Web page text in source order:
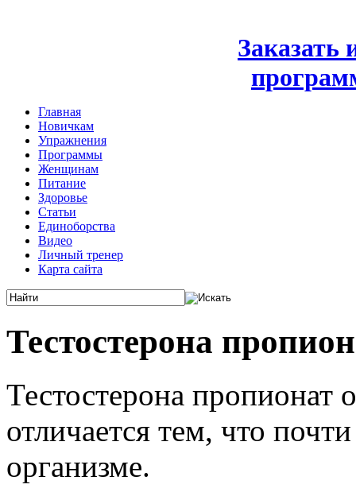
Заказать
Главная
Новичкам
Упражнения
Программы
Женщинам
Питание
Здоровье
Статьи
Единоборства
Видео
Личный тренер
Карта сайта
Тестостерона
Тестостерона пропионат
отличается тем, что
организме.